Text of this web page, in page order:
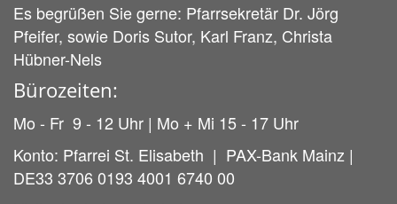
Es begrüßen Sie gerne: Pfarrsekretär Dr. Jörg
Pfeifer, sowie Doris Sutor, Karl Franz, Christa
Hübner-Nels
Bürozeiten:
Mo - Fr 9 - 12 Uhr | Mo + Mi 15 - 17 Uhr
Konto: Pfarrei St. Elisabeth | PAX-Bank Mainz |
DE33 3706 0193 4001 6740 00